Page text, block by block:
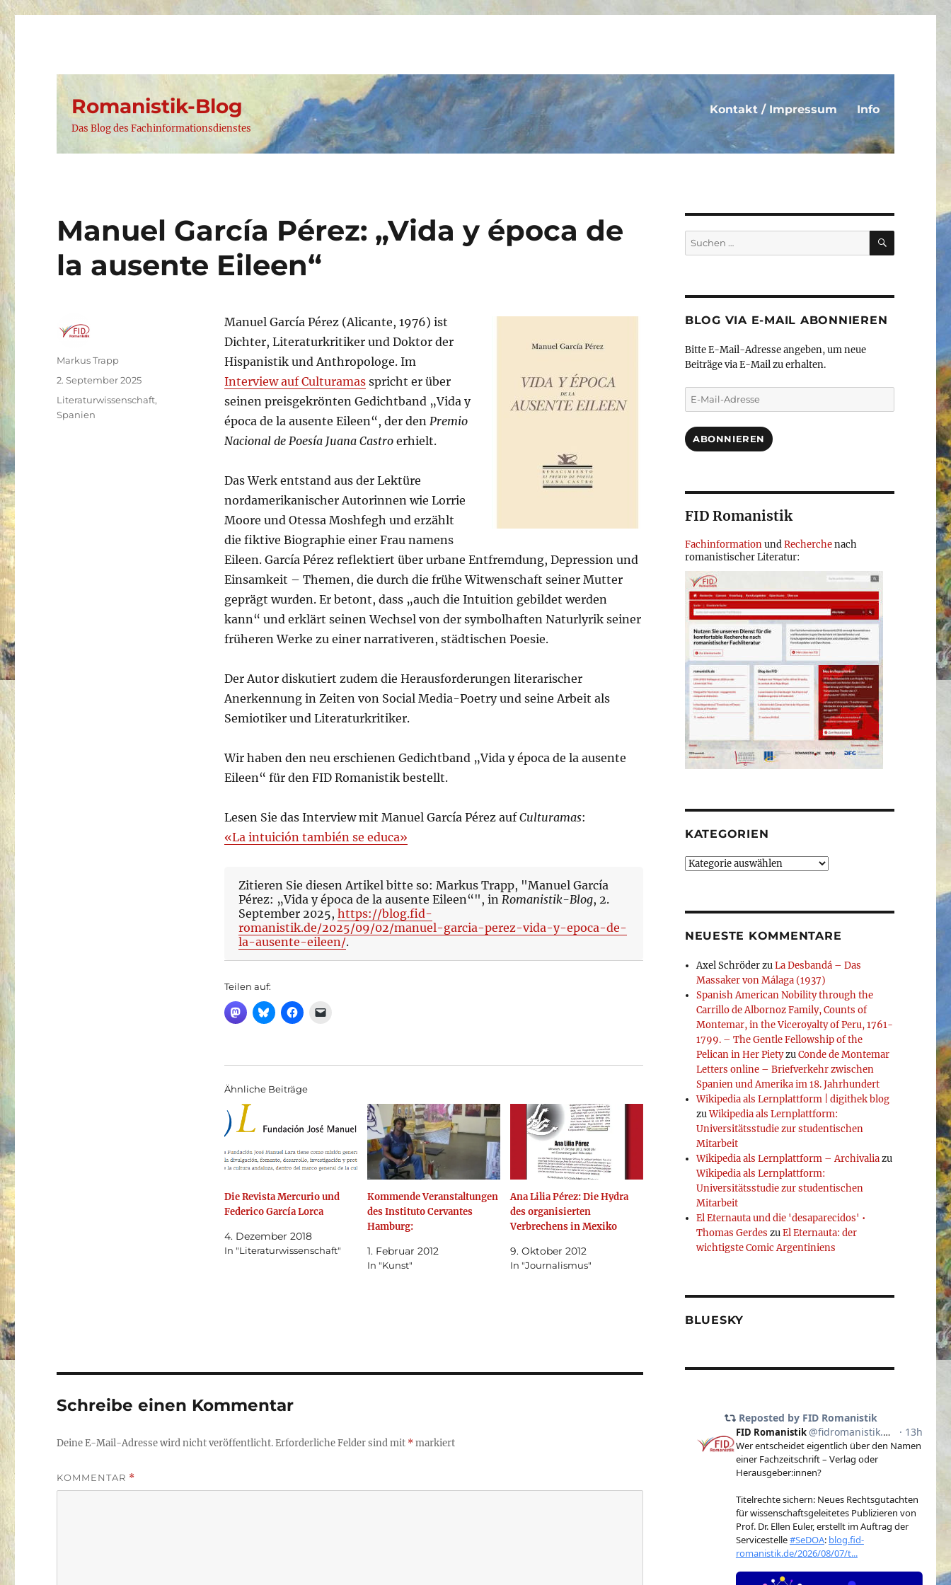
Romanistik-Blog
Das Blog des Fachinformationsdienstes
Kontakt / Impressum Info
Manuel García Pérez: „Vida y época de
la ausente Eileen“
Manuel García Pérez (Alicante, 1976) ist
Dichter, Literaturkritiker und Doktor der
Hispanistik und Anthropologe. Im
Interview auf Culturamasspricht er über
seinen preisgekrönten Gedichtband „Vida y
época de la ausente Eileen“, der den Premio
Nacional de Poesía Juana Castroerhielt.
Das Werk entstand aus der Lektüre
nordamerikanischer Autorinnen wie Lorrie
Moore und Otessa Moshfegh und erzählt
die fiktive Biographie einer Frau namens
Eileen. García Pérez reflektiert über urbane Entfremdung, Depression und
Einsamkeit – Themen, die durch die frühe Witwenschaft seiner Mutter
geprägt wurden. Er betont, dass „auch die Intuition gebildet werden
kann“ und erklärt seinen Wechsel von der symbolhaften Naturlyrik seiner
früheren Werke zu einer narrativeren, städtischen Poesie.
Der Autor diskutiert zudem die Herausforderungen literarischer
Anerkennung in Zeiten von Social Media-Poetry und seine Arbeit als
Semiotiker und Literaturkritiker.
Wir haben den neu erschienen Gedichtband „Vida y época de la ausente
Eileen“ für den FID Romanistik bestellt.
Lesen Sie das Interview mit Manuel García Pérez aufCulturamas:
«La intuición también se educa»
Zitieren Sie diesen Artikel bitte so: Markus Trapp, "Manuel García
Pérez: „Vida y época de la ausente Eileen“", in Romanistik-Blog, 2.
September 2025, https://blog.fid-
romanistik.de/2025/09/02/manuel-garcia-perez-vida-y-epoca-de-
la-ausente-eileen/.
Teilen auf:
Ähnliche Beiträge
Die Revista Mercurio und
Federico García Lorca
4. Dezember 2018
In "Literaturwissenschaft"
Kommende Veranstaltungen
des Instituto Cervantes
Hamburg:
1. Februar 2012
In "Kunst"
Ana Lilia Pérez: Die Hydra
des organisierten
Verbrechens in Mexiko
9. Oktober 2012
In "Journalismus"
Autor
Markus Trapp
Veröffentlicht
am
2. September 2025
Kategorien
Literaturwissenschaft,
Spanien
Schreibe einen Kommentar
Deine E-Mail-Adresse wird nicht veröffentlicht.Erforderliche Felder sind mit *markiert
KOMMENTAR *
Suche
nach:
SUCHEN
BLOG VIA E-MAIL ABONNIEREN
Bitte E-Mail-Adresse angeben, um neue
Beiträge via E-Mail zu erhalten.
E-
Mail-
ABONNIEREN
FID Romanistik
FachinformationundRecherchenach
romanistischer Literatur:
KATEGORIEN
Kategorien
NEUESTE KOMMENTARE
Axel SchröderzuLa Desbandá – Das
Massaker von Málaga (1937)
Spanish American Nobility through the
Carrillo de Albornoz Family, Counts of
Montemar, in the Viceroyalty of Peru, 1761-
1799. – The Gentle Fellowship of the
Pelican in Her PietyzuConde de Montemar
Letters online – Briefverkehr zwischen
Spanien und Amerika im 18. Jahrhundert
Wikipedia als Lernplattform | digithek blog
zuWikipedia als Lernplattform:
Universitätsstudie zur studentischen
Mitarbeit
Wikipedia als Lernplattform – Archivaliazu
Wikipedia als Lernplattform:
Universitätsstudie zur studentischen
Mitarbeit
El Eternauta und die 'desaparecidos' •
Thomas Gerdes zuEl Eternauta: der
wichtigste Comic Argentiniens
BLUESKY